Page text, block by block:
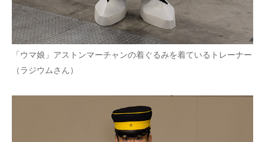
「ウマ娘」アストンマーチャンの着ぐるみを着ているトレーナー
（ラジウムさん）